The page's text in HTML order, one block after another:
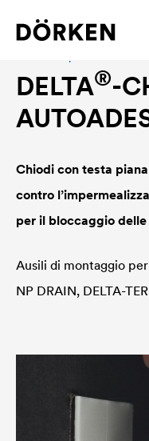
DELTA®-
Chiodi con testa
contro
per il bloccaggio
Ausili di montaggio
NP DRAIN, DELTA-